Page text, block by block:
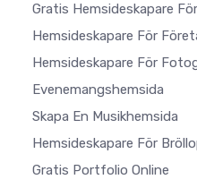
Gratis Hemsideskapare
Hemsideskapare För
Hemsideskapare För
Evenemangshemsida
Skapa En Musikhemsida
Hemsideskapare För
Gratis Portfolio Online